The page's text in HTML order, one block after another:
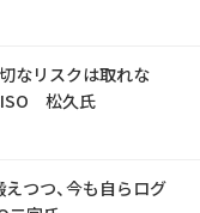
なリスクは取れな
松久氏
つつ、今も自らログ